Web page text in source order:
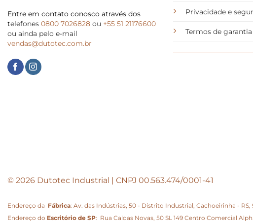
Entre em contato conosco através dos
telefones 0800 7026828 ou +55 51 21176600
ou ainda pelo e-mail
vendas@dutotec.com.br
Privacidade e
Termos de garantia
© 2026 Dutotec Industrial | CNPJ 00.563.474/0001-41
Endereço da Fábrica: Av. das Indústrias, 50 - Distrito Industrial, Cachoeirinha - RS,
Endereço do Escritório de SP: Rua Caldas Novas, 50 SL 149 Centro Comercial